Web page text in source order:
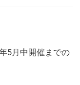
5月中開催までの